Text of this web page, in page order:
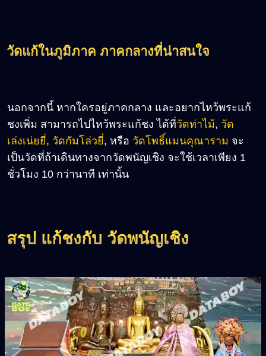
วัดแก้ในภูมิภาค ภาคกลางที่น่าสนใจ
นอกจากนี้ หากใครอยู่ภาคกลาง และอยากไหว้พระแก้
ชงเพิ่ม สามารถไปไหว้พระแก้ชง ได้ที่วัดท่าไม้, วัด
เล่งเน่ยยี่, วัดกัมโล่วยี่, หรือ วัดโพธิ์แมนคุณาราม จะ
เป็นวัดที่ถ้าเดินทางจากวัดพนัญเชิง จะใช้เวลาเพียง 1
ชั่วโมง 10 กว่านาที เท่านั้น
สรุป แก้ชงกับ วัดพนัญเชิง